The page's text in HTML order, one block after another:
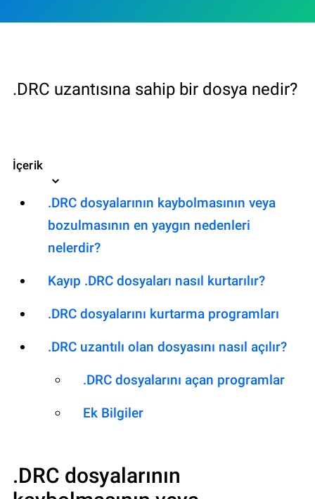
.DRC uzantısına sahip bir dosya nedir?
İçerik
.DRC dosyalarının kaybolmasının veya
bozulmasının en yaygın nedenleri
nelerdir?
Kayıp .DRC dosyaları nasıl kurtarılır?
.DRC dosyalarını kurtarma programları
.DRC uzantılı olan dosyasını nasıl açılır?
.DRC dosyalarını açan programlar
Ek Bilgiler
.DRC dosyalarının